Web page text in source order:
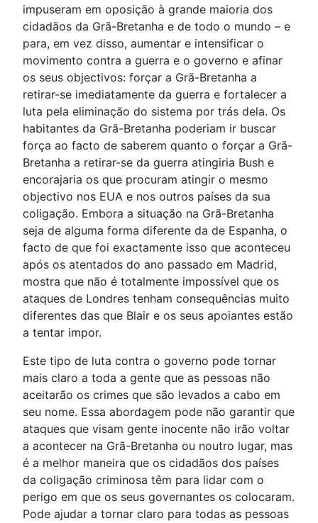
impuseram em oposição à grande maioria dos
cidadãos da Grã-Bretanha e de todo o mundo – e
para, em vez disso, aumentar e intensificar o
movimento contra a guerra e o governo e afinar
os seus objectivos: forçar a Grã-Bretanha a
retirar-se imediatamente da guerra e fortalecer a
luta pela eliminação do sistema por trás dela. Os
habitantes da Grã-Bretanha poderiam ir buscar
força ao facto de saberem quanto o forçar a Grã-
Bretanha a retirar-se da guerra atingiria Bush e
encorajaria os que procuram atingir o mesmo
objectivo nos EUA e nos outros países da sua
coligação. Embora a situação na Grã-Bretanha
seja de alguma forma diferente da de Espanha, o
facto de que foi exactamente isso que aconteceu
após os atentados do ano passado em Madrid,
mostra que não é totalmente impossível que os
ataques de Londres tenham consequências muito
diferentes das que Blair e os seus apoiantes estão
a tentar impor.
Este tipo de luta contra o governo pode tornar
mais claro a toda a gente que as pessoas não
aceitarão os crimes que são levados a cabo em
seu nome. Essa abordagem pode não garantir que
ataques que visam gente inocente não irão voltar
a acontecer na Grã-Bretanha ou noutro lugar, mas
é a melhor maneira que os cidadãos dos países
da coligação criminosa têm para lidar com o
perigo em que os seus governantes os colocaram.
Pode ajudar a tornar claro para todas as pessoas